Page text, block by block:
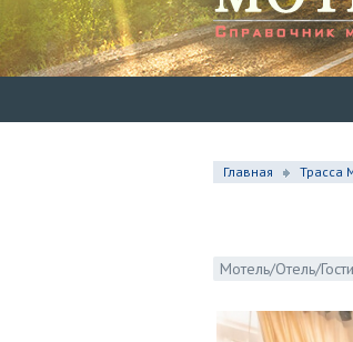
Главная Трасса
Мотель/Отель/